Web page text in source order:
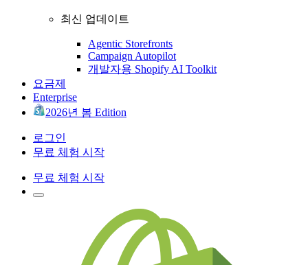
최신 업데이트
Agentic Storefronts
Campaign Autopilot
개발자용 Shopify AI Toolkit
요금제
Enterprise
2026년 봄 Edition
로그인
무료 체험 시작
무료 체험 시작